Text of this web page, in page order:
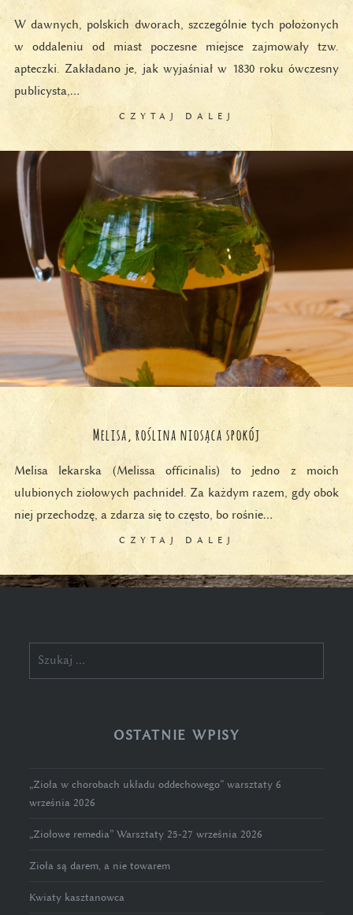
W dawnych, polskich dworach, szczególnie tych położonych
w oddaleniu od miast poczesne miejsce zajmowały tzw.
apteczki. Zakładano je, jak wyjaśniał w 1830 roku ówczesny
publicysta,…
CZYTAJ DALEJ
Melisa, roślina niosąca spokój
Melisa lekarska (Melissa officinalis) to jedno z moich
ulubionych ziołowych pachnideł. Za każdym razem, gdy obok
niej przechodzę, a zdarza się to często, bo rośnie…
CZYTAJ DALEJ
OSTATNIE WPISY
„Zioła w chorobach układu oddechowego” warsztaty 6
września 2026
„Ziołowe remedia” Warsztaty 25-27 września 2026
Zioła są darem, a nie towarem
Kwiaty kasztanowca